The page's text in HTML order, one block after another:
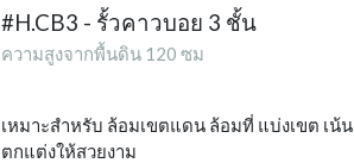
#H.CB3 - รั้วคาวบอย 3 ชั้น
ความสูงจากพื้นดิน 120 ซม
เหมาะสำหรับ ล้อมเขตแดน ล้อมที่ แบ่งเขต เน้น
ตกแต่งให้สวยงาม